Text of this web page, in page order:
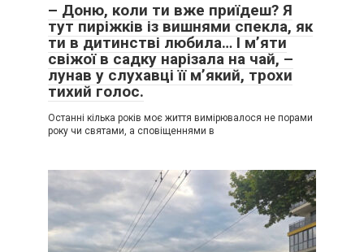
– Доню, коли ти вже приїдеш? Я
тут пиріжків із вишнями спекла, як
ти в дитинстві любила… І м’яти
свіжої в садку нарізала на чай, –
лунав у слухавці її м’який, трохи
тихий голос.
Останні кілька років моє життя вимірювалося не порами
року чи святами, а сповіщеннями в